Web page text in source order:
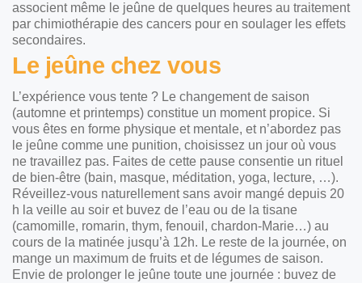
associent même le jeûne de quelques heures au traitement
par chimiothérapie des cancers pour en soulager les effets
secondaires.
Le jeûne chez vous
L’expérience vous tente ? Le changement de saison
(automne et printemps) constitue un moment propice. Si
vous êtes en forme physique et mentale, et n’abordez pas
le jeûne comme une punition, choisissez un jour où vous
ne travaillez pas. Faites de cette pause consentie un rituel
de bien-être (bain, masque, méditation, yoga, lecture, …).
Réveillez-vous naturellement sans avoir mangé depuis 20
h la veille au soir et buvez de l’eau ou de la tisane
(camomille, romarin, thym, fenouil, chardon-Marie…) au
cours de la matinée jusqu’à 12h. Le reste de la journée, on
mange un maximum de fruits et de légumes de saison.
Envie de prolonger le jeûne toute une journée : buvez de